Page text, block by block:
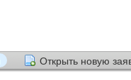
Открыть новую